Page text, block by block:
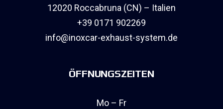
12020 Roccabruna (CN) – Italien
+39 0171 902269
info@inoxcar-exhaust-system.de
ÖFFNUNGSZEITEN
Mo – Fr